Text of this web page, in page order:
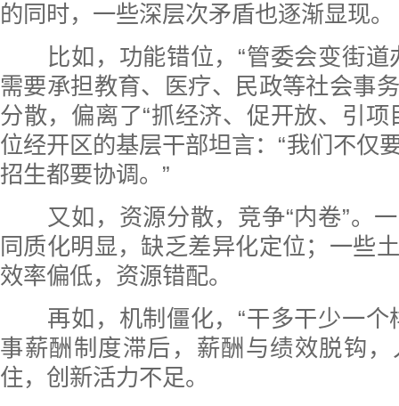
的同时，一些深层次矛盾也逐渐显现。
比如，功能错位，“管委会变街道
需要承担教育、医疗、民政等社会事
分散，偏离了“抓经济、促开放、引项
位经开区的基层干部坦言：“我们不仅
招生都要协调。”
又如，资源分散，竞争“内卷”。一
同质化明显，缺乏差异化定位；一些
效率偏低，资源错配。
再如，机制僵化，“干多干少一个
事薪酬制度滞后，薪酬与绩效脱钩
住，创新活力不足。